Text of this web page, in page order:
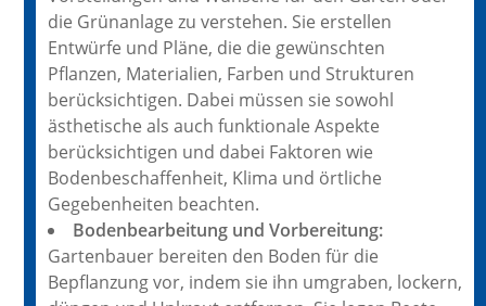
die Grünanlage zu verstehen. Sie erstellen
Entwürfe und Pläne, die die gewünschten
Pflanzen, Materialien, Farben und Strukturen
berücksichtigen. Dabei müssen sie sowohl
ästhetische als auch funktionale Aspekte
berücksichtigen und dabei Faktoren wie
Bodenbeschaffenheit, Klima und örtliche
Gegebenheiten beachten.
Bodenbearbeitung und Vorbereitung:
Gartenbauer bereiten den Boden für die
Bepflanzung vor, indem sie ihn umgraben, lockern,